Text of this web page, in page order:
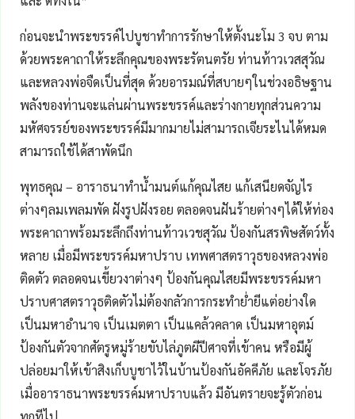
ก่อนจะนำพระขรรค์ไปบูชาทำการรักษาให้ตั้งนะโม 3 จบ ตาม
ด้วยพระคาถาให้ระลึกคุณของพระรัตนตรัย ท่านท้าวเวสสุวัณ
และหลวงพ่อจืดเป็นที่สุด ด้วยอารมณ์ที่สบายๆในช่วงอธิษฐาน
พลังของท่านจะแล่นผ่านพระขรรค์และร่างกายทุกส่วนความ
มหัศจรรย์ของพระขรรค์มีมากมายไม่สามารถเจียระไนได้หมด
สามารถใช้ได้สาพัดนึก
พุทธคุณ – อาราธนาทำน้ำมนต์แก้คุณไสย แก้เสนียดจัญไร
ต่างๆลมเพลมพัด ฝังรูปฝังรอย ตลอดจนฝันร้ายต่างๆได้ให้ท่อง
พระคาถาพร้อมระลึกถึงท่านท้าวเวชสุวัณ ป้องกันสรพิษสัตว์ทั้ง
หลาย เมื่อมีพระขรรค์มหาปราบ เทพศาสตราวุธของหลวงพ่อ
ติดตัว ตลอดจนเขี้ยวงาต่างๆ ป้องกันคุณไสยมีพระขรรค์มหา
ปราบศาสตราวุธติดตัวไม่ต้องกลัวการกระทำย่ำยีแต่อย่างใด
เป็นมหาอำนาจ เป็นเมตตา เป็นแคล้วคลาด เป็นมหาอุตม์
ป้องกันตัวจากศัตรูหมู่ร้ายขับไล่ภูตผีปีศาจที่เข้าคน หรือมีผู้
ปล่อยมาให้เข้าสิงเก็บบูชาไว้ในบ้านป้องกันอัคคีภัย และโจรภัย
เมื่ออาราธนาพระขรรค์มหาปราบแล้ว มีอันตรายจะรู้ตัวก่อน